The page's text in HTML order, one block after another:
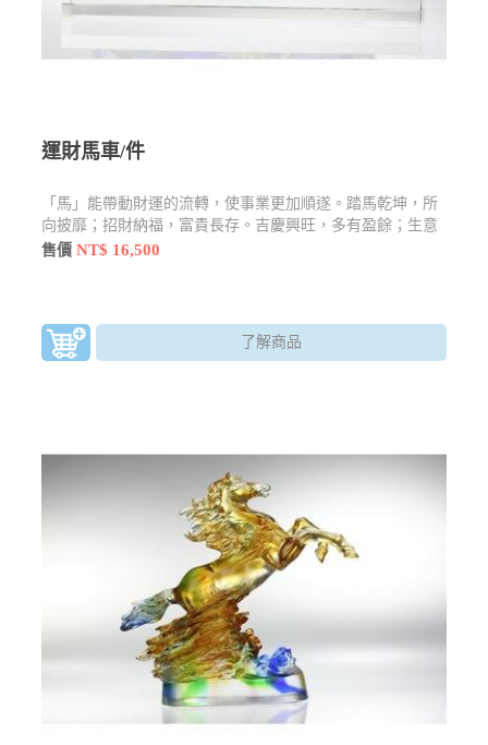
運財馬車/件
「馬」能帶動財運的流轉，使事業更加順遂。踏馬乾坤，所
向披靡；招財納福，富貴長存。吉慶興旺，多有盈餘；生意
興隆，財源廣進。
售價NT$ 16,500
了解商品